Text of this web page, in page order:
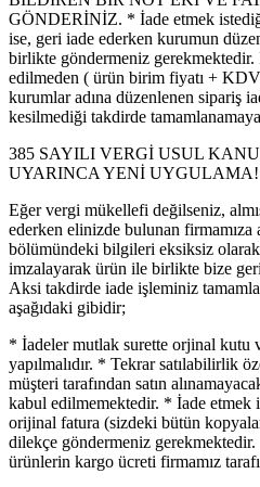
GÖNDERİNİZ. * İade etmek
ise, geri iade ederken kurumun
birlikte göndermeniz gerekmektedir.
edilmeden ( ürün birim fiyatı +
kurumlar adına düzenlenen sipariş
kesilmediği takdirde
385 SAYILI VERGİ USUL
UYARINCA YENİ UYGULAMA!
Eğer vergi mükellefi değilseniz,
ederken elinizde bulunan
bölümündeki bilgileri eksiksiz
imzalayarak ürün ile birlikte bize
Aksi takdirde iade işleminiz
aşağıdaki gibidir;
* İadeler mutlak surette orjinal kutu
yapılmalıdır. * Tekrar satılabilirlik
müşteri tarafından satın
kabul edilmemektedir. * İade
orijinal fatura (sizdeki bütün
dilekçe göndermeniz
ürünlerin kargo ücreti firmamız